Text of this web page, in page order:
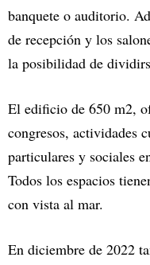
banquete o auditorio.
de recepción y los
la posibilidad de
El edificio de 650 m2,
congresos, actividades
particulares y sociales
Todos los espacios
con vista al mar.
En diciembre de 2022